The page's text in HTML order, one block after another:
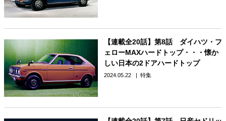
【連載全20話】第8話 ダイハツ・フ
ェローMAXハードトップ・・・懐か
しい日本の2ドアハードトップ
2024.05.22 特集